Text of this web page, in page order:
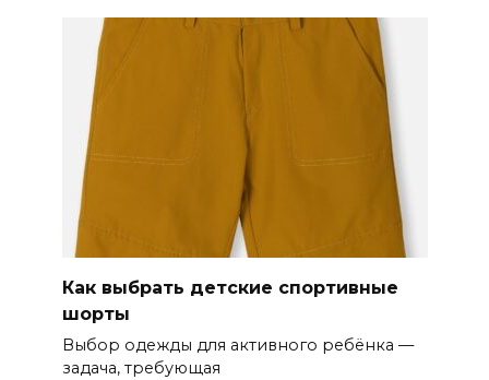
Как выбрать детские спортивные
шорты
Выбор одежды для активного ребёнка —
задача, требующая